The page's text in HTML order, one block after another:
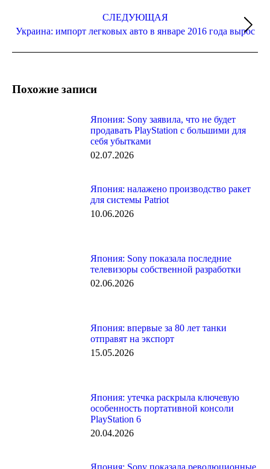
СЛЕДУЮЩАЯ
Следующая
Украина: импорт легковых авто в январе 2016 года вырос
Похожие записи
Япония: Sony заявила, что не будет
продавать PlayStation с большими для
себя убытками
02.07.2026
Япония: налажено производство ракет
для системы Patriot
10.06.2026
Япония: Sony показала последние
телевизоры собственной разработки
02.06.2026
Япония: впервые за 80 лет танки
отправят на экспорт
15.05.2026
Япония: утечка раскрыла ключевую
особенность портативной консоли
PlayStation 6
20.04.2026
Япония: Sony показала революционные